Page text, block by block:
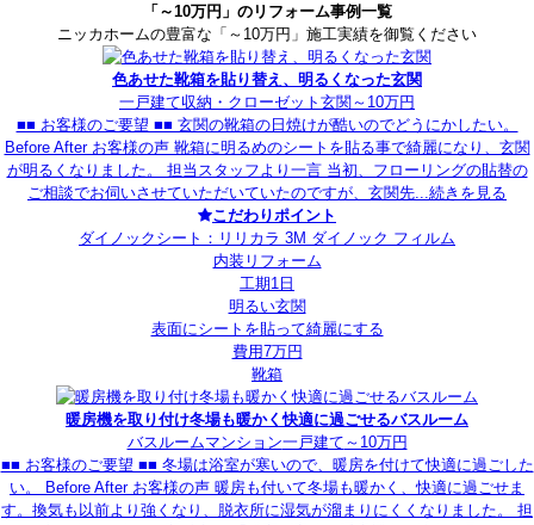
「～10万円」のリフォーム事例一覧
ニッカホームの豊富な「～10万円」施工実績を御覧ください
色あせた靴箱を貼り替え、明るくなった玄関
一戸建て収納・クローゼット 玄関 ～10万円
■■ お客様のご要望 ■■ 玄関の靴箱の日焼けが酷いのでどうにかしたい。
Before After お客様の声 靴箱に明るめのシートを貼る事で綺麗になり、玄関
が明るくなりました。 担当スタッフより一言 当初、フローリングの貼替の
ご相談でお伺いさせていただいていたのですが、玄関先...続きを見る
こだわりポイント
ダイノックシート：リリカラ 3M ダイノック フィルム
内装リフォーム
工期1日
明るい玄関
表面にシートを貼って綺麗にする
費用7万円
靴箱
暖房機を取り付け冬場も暖かく快適に過ごせるバスルーム
バスルームマンション一戸建て ～10万円
■■ お客様のご要望 ■■ 冬場は浴室が寒いので、暖房を付けて快適に過ごした
い。 Before After お客様の声 暖房も付いて冬場も暖かく、快適に過ごせま
す。換気も以前より強くなり、脱衣所に湿気が溜まりにくくなりました。 担